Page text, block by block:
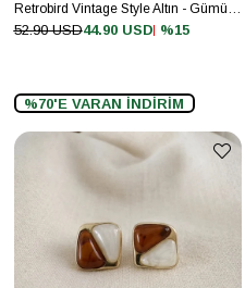
Retrobird Vintage Style Altın - Gümüş Renkli Tasarım Küpe
%15
44.90 USD
52.90 USD
%70'E VARAN İNDİRİM